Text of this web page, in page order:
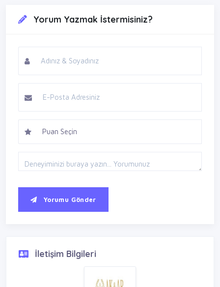
Yorum Yazmak İstermisiniz?
Yorumu Gönder
İletişim Bilgileri